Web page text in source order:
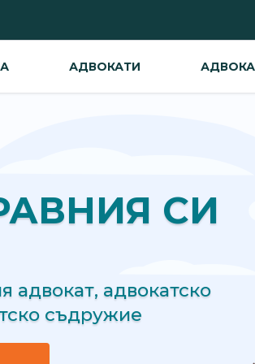
АДВОКАТИ
СИ
адвокатско
съдружие